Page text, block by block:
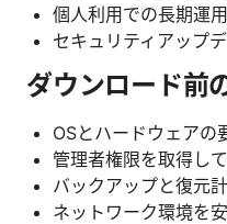
個人利用での長期運
セキュリティアップ
ダウンロード前
OSとハードウェアの
管理者権限を取得し
バックアップと復元
ネットワーク環境を